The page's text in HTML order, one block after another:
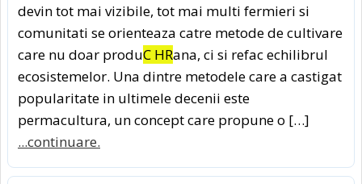
devin tot mai vizibile, tot mai multi fermieri si
comunitati se orienteaza catre metode de cultivare
care nu doar produC HRana, ci si refac echilibrul
ecosistemelor. Una dintre metodele care a castigat
popularitate in ultimele decenii este
permacultura, un concept care propune o […]
...continuare.